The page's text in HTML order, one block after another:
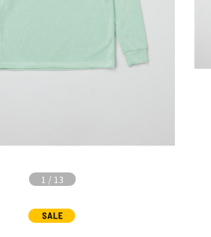
1 / 13